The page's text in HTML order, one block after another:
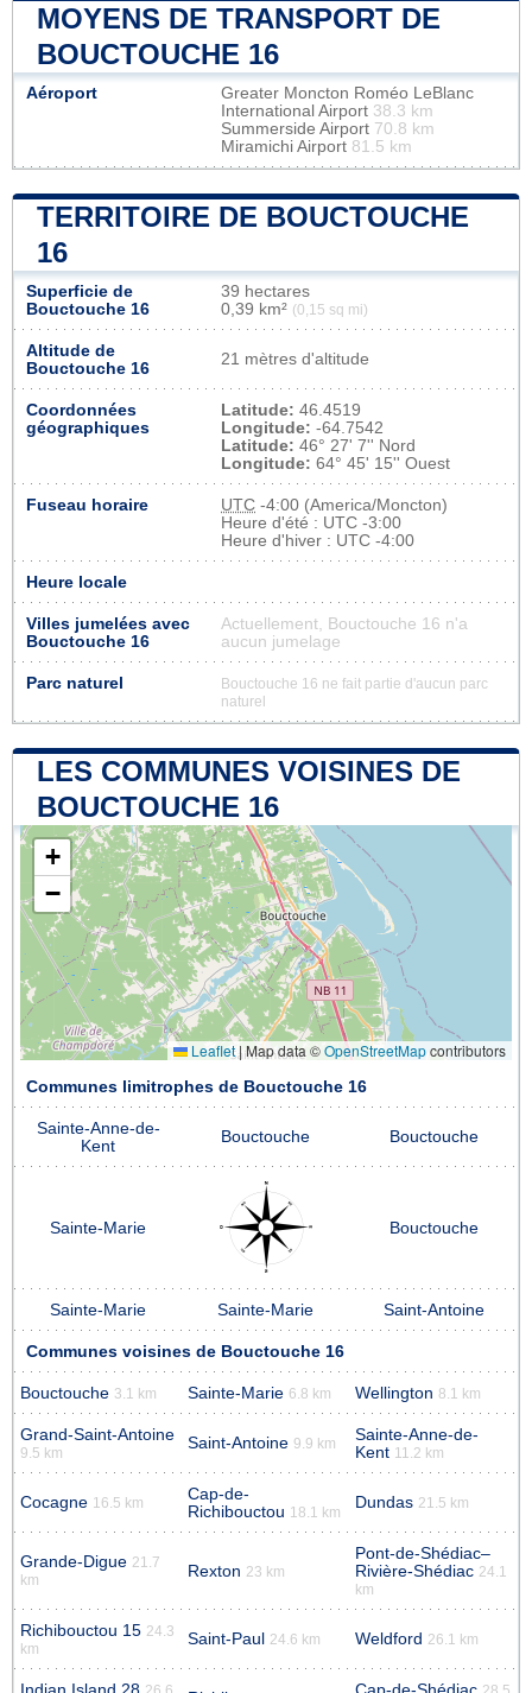
MOYENS DE TRANSPORT DE
BOUCTOUCHE 16
Aéroport
Greater Moncton Roméo LeBlanc
International Airport 38.3 km
Summerside Airport 70.8 km
Miramichi Airport 81.5 km
TERRITOIRE DE BOUCTOUCHE
16
Superficie de
Bouctouche 16
39 hectares
0,39 km² (0,15 sq mi)
Altitude de
Bouctouche 16
21 mètres d'altitude
Coordonnées
géographiques
Latitude: 46.4519
Longitude: -64.7542
Latitude: 46° 27' 7'' Nord
Longitude: 64° 45' 15'' Ouest
Fuseau horaire UTC -4:00 (America/Moncton)
Heure d'été : UTC -3:00
Heure d'hiver : UTC -4:00
Heure locale
Villes jumelées avec
Bouctouche 16
Actuellement, Bouctouche 16 n'a
aucun jumelage
Parc naturel
Bouctouche 16 ne fait partie d'aucun parc
naturel
LES COMMUNES VOISINES DE
BOUCTOUCHE 16
+
−
Leaflet |Map data ©OpenStreetMapcontributors
Communes limitrophes de Bouctouche 16
Sainte-Anne-de-
Kent
Bouctouche Bouctouche
Sainte-Marie Bouctouche
Sainte-Marie Sainte-Marie Saint-Antoine
Communes voisines de Bouctouche 16
Bouctouche 3.1 km Sainte-Marie 6.8 km Wellington 8.1 km
Grand-Saint-Antoine
9.5 km
Saint-Antoine 9.9 km
Sainte-Anne-de-
Kent 11.2 km
Cocagne 16.5 km
Cap-de-
Richibouctou 18.1 km
Dundas 21.5 km
Grande-Digue 21.7
km
Rexton 23 km
Pont-de-Shédiac–
Rivière-Shédiac 24.1
km
Richibouctou 15 24.3
km
Saint-Paul 24.6 km Weldford 26.1 km
26.6
28.5